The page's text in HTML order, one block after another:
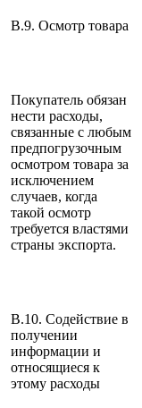
B.9. Осмотр товара
Покупатель обязан
нести расходы,
связанные с любым
предпогрузочным
осмотром товара за
исключением
случаев, когда
такой осмотр
требуется властями
страны экспорта.
B.10. Содействие в
получении
информации и
относящиеся к
этому расходы